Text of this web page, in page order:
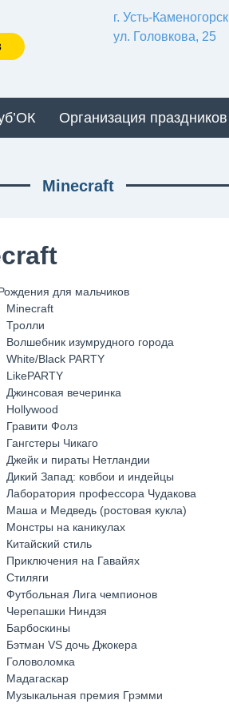
г. Усть-Каменогорск
ул. Головкова, 25
Организация праздников
Minecraft
для мальчиков
Minecraft
Тролли
Волшебник изумрудного города
White/Black PARTY
LikePARTY
Джинсовая вечеринка
Hollywood
Гравити Фолз
Гангстеры Чикаго
Джейк и пираты Нетландии
Дикий Запад: ковбои и индейцы
Лаборатория профессора Чудакова
Маша и Медведь (ростовая кукла)
Монстры на каникулах
Китайский стиль
Приключения на Гавайях
Стиляги
Футбольная Лига чемпионов
Черепашки Ниндзя
Барбоскины
Бэтман VS дочь Джокера
Головоломка
Мадагаскар
Музыкальная премия Грэмми